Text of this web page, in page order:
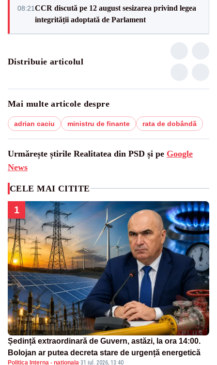
08:21CCR discută pe 12 august sesizarea privind legea
integrității adoptată de Parlament
Distribuie articolul
Mai multe articole despre
adrian caciu ministru de finante rata de dobândă
Urmărește știrile Realitatea din PSD și pe Google
News
CELE MAI CITITE
1
Ședință extraordinară de Guvern, astăzi, la ora 14:00.
Bolojan ar putea decreta stare de urgență energetică
Politica Interna - nationala·31 iul. 2026, 13:40